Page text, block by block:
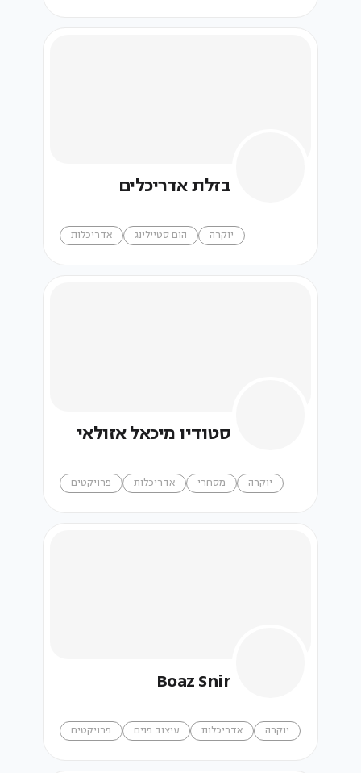
בזלת אדריכלים
יוקרה הום סטיילינג אדריכלות
סטודיו מיכאל אזולאי
יוקרה מסחרי אדריכלות פרויקטים
Boaz Snir
יוקרה אדריכלות עיצוב פנים פרויקטים